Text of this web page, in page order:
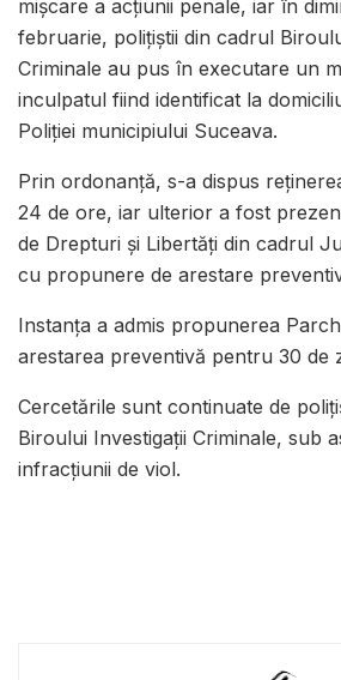
mișcare a acțiunii penale, iar în
februarie, polițiștii din cadrul
Criminale au pus în executare un
inculpatul fiind identificat la
Poliției municipiului Suceava.
Prin ordonanță, s-a dispus
24 de ore, iar ulterior a fost
de Drepturi și Libertăți din cadrul
cu propunere de arestare
Instanța a admis propunerea
arestarea preventivă pentru 30 de
Cercetările sunt continuate de
Biroului Investigații Criminale, sub
infracțiunii de viol.